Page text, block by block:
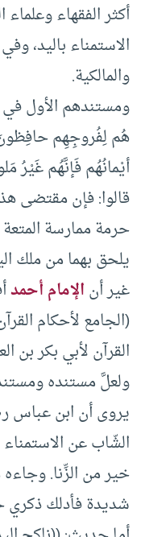
أكثر الفقهاء
الاستمناء باليد‏،‏
والمالكية‏.‏
ومستندهم الأول
هُم لِفُروجِهِم
أيْمانُهُم فَإنَّهُم غَيْرُ
قالوا‏:‏ فإن مقتضى
حرمة ممارسة المتعة
يلحق بهما من ملك
غير أنالإمام أحمد
القرآن لأبي بكر بن العربي‏:‏
ولعلَّ مستنده
يروى أن ابن عباس
الشّاب عن
خير من الزِّنا‏.‏
شديدة فأدلك ذكري